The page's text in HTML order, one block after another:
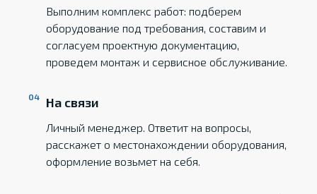
Выполним комплекс работ: подберем
оборудование под требования, составим и
согласуем проектную документацию,
проведем монтаж и сервисное обслуживание.
На связи
Личный менеджер. Ответит на вопросы,
расскажет о местонахождении оборудования,
оформление возьмет на себя.